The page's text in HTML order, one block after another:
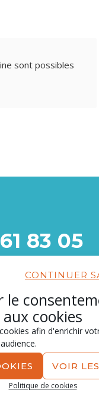
le
aux cookies
afin d'enrichir
CONTINUER
VOIR
Politique de cookies
sont possibles
83 05
NOUS